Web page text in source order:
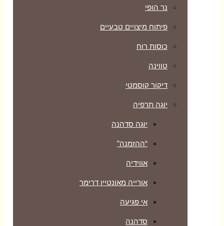
נר הופי
פיתוח מיצויים טבעיים
כוסות רוח
טווינה
דיקור קוסמטי
יוגה תרפיה
יוגה סדהנה
“ההזמנה”
אווידיה
אורייה מאונטיין דרימר
אי פגיעה
סדהנה